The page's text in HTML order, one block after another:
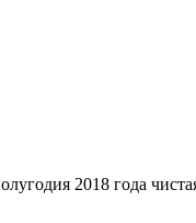
2018 года